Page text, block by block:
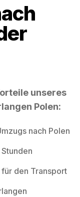
unseres
Polen:
nach Polen
den Transport